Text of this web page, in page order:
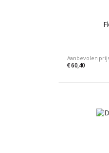
Aanbevolen
€ 60,40